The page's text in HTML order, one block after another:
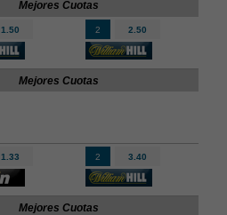
Mejores Cuotas
1.50 2 2.50
Mejores Cuotas
1.33 2 3.40
Mejores Cuotas